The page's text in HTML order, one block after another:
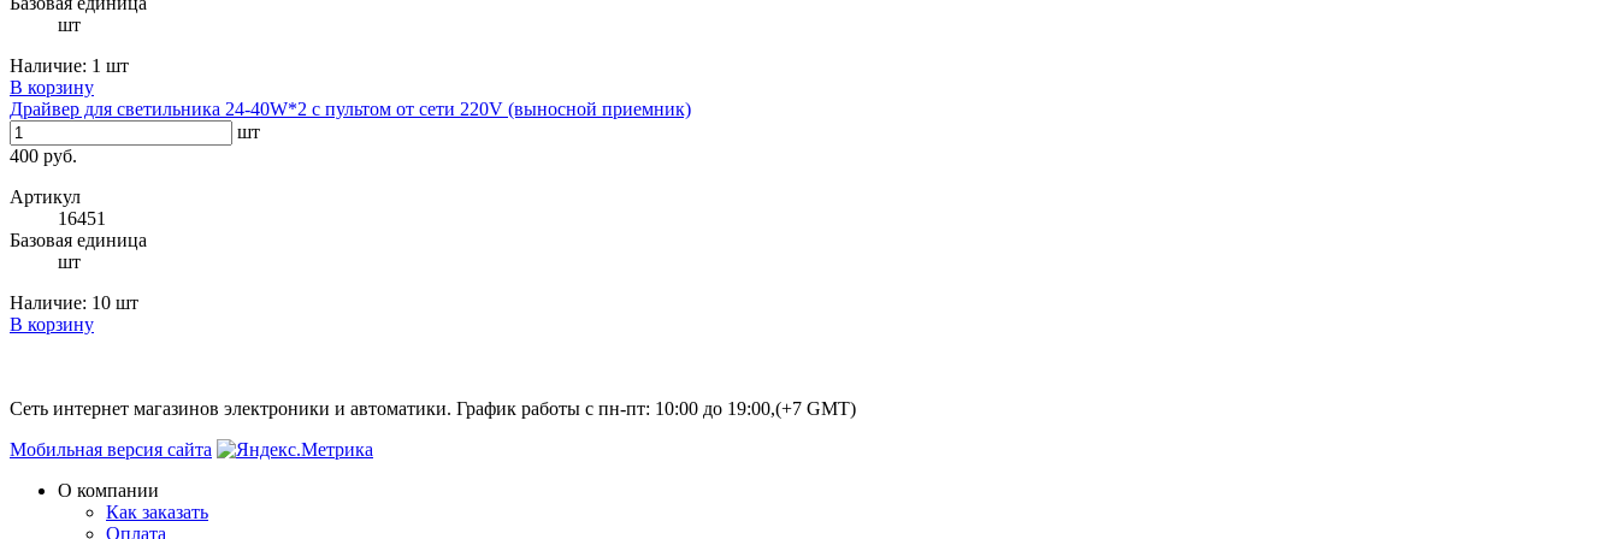
шт
Наличие: 1 шт
В корзину
Драйвер для светильника 24-40W*2 с пультом от сети 220V (выносной приемник)
шт
400 руб.
Артикул
16451
Базовая единица
шт
Наличие: 10 шт
В корзину
Сеть интернет магазинов электроники и автоматики. График работы с пн-пт: 10:00 до 19:00,(+7 GMT)
Мобильная версия сайта
О компании
Как заказать
Оплата